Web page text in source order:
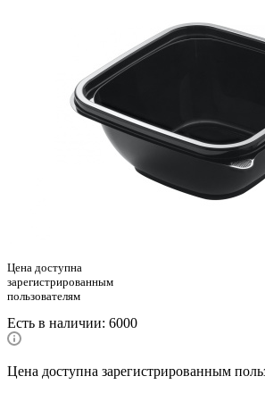
Цена доступна
зарегистрированным
пользователям
Есть в наличии: 6000
Цена доступна зарегистрированным